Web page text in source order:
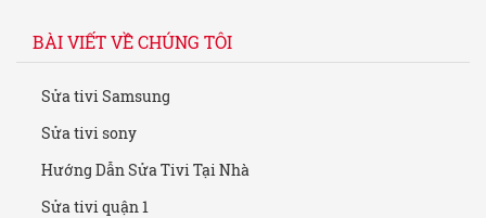
BÀI VIẾT VỀ CHÚNG TÔI
Sửa tivi Samsung
Sửa tivi sony
Hướng Dẫn Sửa Tivi Tại Nhà
Sửa tivi quận 1